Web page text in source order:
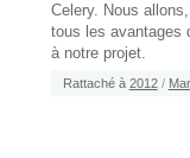
Celery. Nous
tous les avantages
à notre projet.
Rattaché à 2012 /